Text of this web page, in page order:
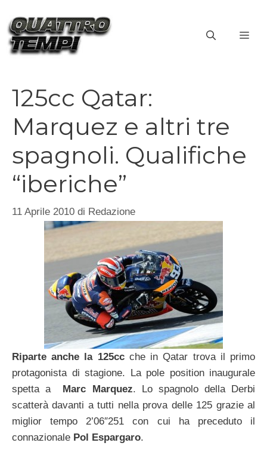
contenuto
125cc Qatar:
Marquez e altri tre
spagnoli. Qualifiche
“iberiche”
11 Aprile 2010 di Redazione
Riparte anche la 125ccche in Qatar trova il primo
protagonista di stagione. La pole position inaugurale
spetta a Marc Marquez. Lo spagnolo della Derbi
scatterà davanti a tutti nella prova delle 125 grazie al
miglior tempo 2’06″251 con cui ha preceduto il
connazionale Pol Espargaro.